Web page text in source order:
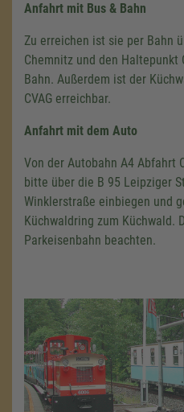
Anfahrt mit Bus & Bahn
Zu erreichen ist sie per Bahn
Chemnitz und den Haltepunkt
Bahn. Außerdem ist der
CVAG erreichbar.
Anfahrt mit dem Auto
Von der Autobahn A4 Abfahrt
bitte über die B 95 Leipziger
Winklerstraße einbiegen und
Küchwaldring zum Küchwald.
Parkeisenbahn beachten.